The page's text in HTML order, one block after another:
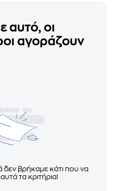
αυτό, οι
αγοράζουν
δεν βρήκαμε κάτι που να
αυτά τα κριτήρια!